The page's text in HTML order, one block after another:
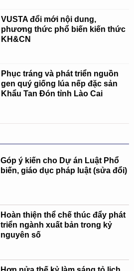
VUSTA đổi mới nội dung,
phương thức phổ biến kiến thức
KH&CN
Phục tráng và phát triển nguồn
gen quý giống lúa nếp đặc sản
Khẩu Tan Đón tỉnh Lào Cai
Góp ý kiến cho Dự án Luật Phổ
biến, giáo dục pháp luật (sửa đổi)
Hoàn thiện thể chế thúc đẩy phát
triển ngành xuất bản trong kỷ
nguyên số